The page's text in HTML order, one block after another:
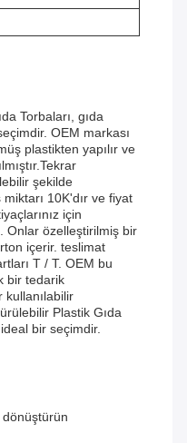
Torbaları, gıda
OEM markası
plastikten yapılır ve
şekilde
10K'dır ve fiyat
için
Onlar özelleştirilmiş bir
içerir. teslimat
T / T. OEM bu
bir tedarik
kullanılabilir
Plastik Gıda
bir seçimdir.
dönüştürün